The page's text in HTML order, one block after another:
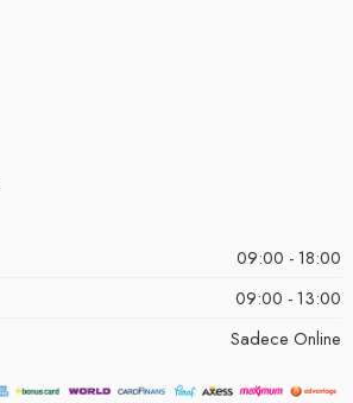
09:00 - 18:00
09:00 - 13:00
Sadece Online